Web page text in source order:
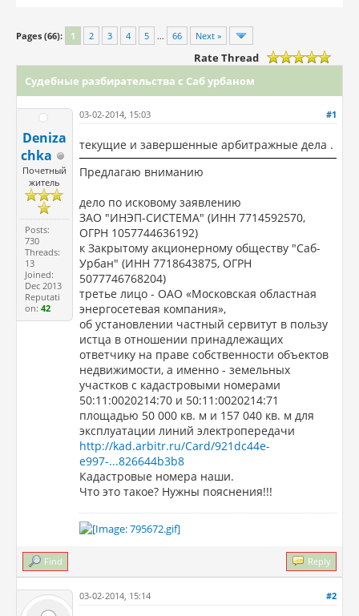
Pages (66): 1 2 3 4 5 … 66 Next »
Rate Thread
Судебные разбирательства с Саб урбаном
Deniza
chka
Почетный
житель
Posts:
730
Threads:
13
Joined:
Dec 2013
Reputati
on:42
#1
03-02-2014, 15:03
текущие и завершенные арбитражные дела .
Предлагаю вниманию
дело по исковому заявлению
ЗАО "ИНЭП-СИСТЕМА" (ИНН 7714592570,
ОГРН 1057744636192)
к Закрытому акционерному обществу "Саб-
Урбан" (ИНН 7718643875, ОГРН
5077746768204)
третье лицо - ОАО «Московская областная
энергосетевая компания»,
об установлении частный сервитут в пользу
истца в отношении принадлежащих
ответчику на праве собственности объектов
недвижимости, а именно - земельных
участков с кадастровыми номерами
50:11:0020214:70 и 50:11:0020214:71
площадью 50 000 кв. м и 157 040 кв. м для
эксплуатации линий электропередачи
http://kad.arbitr.ru/Card/921dc44e-
e997-...826644b3b8
Кадастровые номера наши.
Что это такое? Нужны пояснения!!!
Find Reply
#2
03-02-2014, 15:14